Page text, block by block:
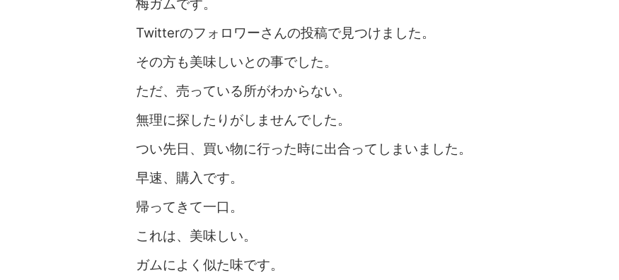
梅ガムです。
Twitterのフォロワーさんの投稿で見つけました。
その方も美味しいとの事でした。
ただ、売っている所がわからない。
無理に探したりがしませんでした。
つい先日、買い物に行った時に出合ってしまいました。
早速、購入です。
帰ってきて一口。
これは、美味しい。
ガムによく似た味です。